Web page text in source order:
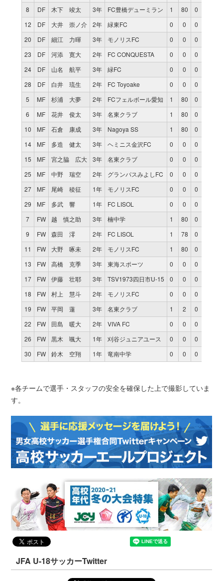
8
DF 木下 竣太 3年 FC豊橋デューミラン 1 80
0
12
DF 大井 崇ノ介 2年 緑東FC 0 0
0
20
DF 細江 力暉 3年 モノリスFC 0 0
0
23
DF 河添 寛大 2年 FC CONQUESTA 0 0
0
24
DF 山名 航平 3年 緑FC 0 0
0
28
DF 白井 琉生 2年 FC Toyoake 0 0
0
5
MF 杉浦 大夢 2年 FCフェルボール愛知 1 80
0
6
MF 花井 俊太 3年 名東クラブ 1 80
0
10
MF 石倉 康成 3年 Nagoya SS 1 80
0
14
MF 多造 健太 3年 ヘミニス金沢FC 0 0
0
15
MF 宮之脇 広大 3年 名東クラブ 0 0
0
25
MF 中野 瑞空 2年 グランパスみよしFC 0 0
0
27
MF 尾崎 稜征 1年 モノリスFC 0 0
0
29
MF 多武 響 1年 FC LISOL 0 0
0
7
FW 越 慎之助 3年 楠中学 1 80
0
9
FW 森田 澪 2年 FC LISOL 1 78
0
11
FW 大野 啄未 2年 モノリスFC 1 80
0
13
FW 高橋 克季 3年 東海スポーツ 0 0
0
17
FW 伊藤 壮耶 3年 TSV1973四日市U-15 0 0
0
18
FW 村上 慧斗 2年 モノリスFC 0 0
0
19
FW 平岡 蓮 3年 名東クラブ 1 2
0
22
FW 田島 暖大 2年 VIVA FC 0 0
0
26
FW 黒木 颯大 1年 刈谷ジュニアユース 0 0
0
30
FW 鈴木 空翔 1年 竜南中学 0 0 0
※各チームで選手・スタッフの安全を確保した上で撮影していま
す。
JFA U-18サッカーTwitter